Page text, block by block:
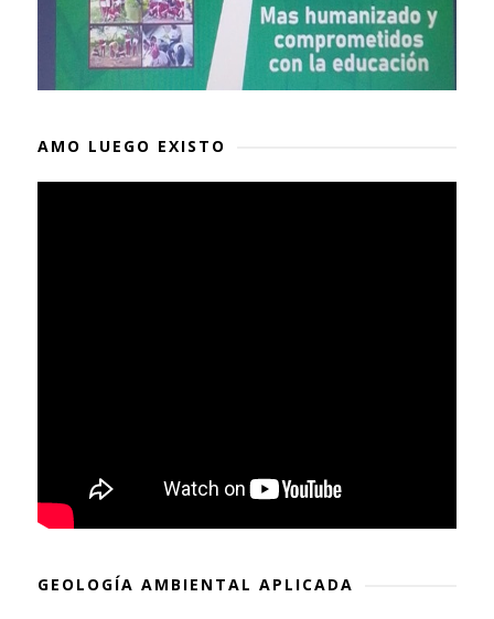
AMO LUEGO EXISTO
GEOLOGÍA AMBIENTAL APLICADA